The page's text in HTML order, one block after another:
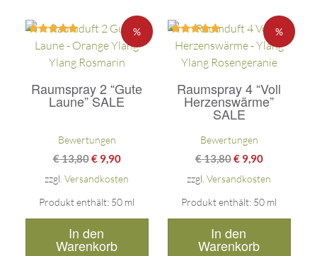
%
Raumspray 2 “Gute
Laune” SALE
Bewertet
mit
5.00
von 5
Bewertungen
€13,80€9,90
zzgl.Versandkosten
Produkt enthält: 50 ml
In den
Warenkorb
%
Raumspray 4 “Voll
Herzenswärme”
SALE
Bewertet
mit
5.00
von 5
Bewertungen
€13,80€9,90
zzgl.Versandkosten
Produkt enthält: 50 ml
In den
Warenkorb